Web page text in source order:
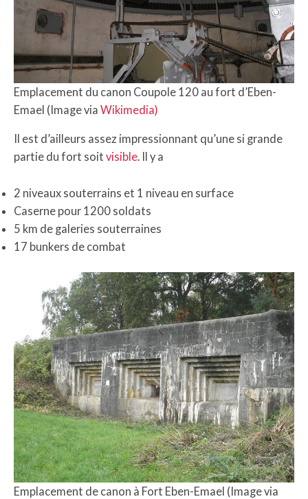
Emplacement du canon Coupole 120 au fort d’Eben-
Emael (Image via Wikimedia)
Il est d’ailleurs assez impressionnant qu’une si grande
partie du fort soit visible. Il y a
2 niveaux souterrains et 1 niveau en surface
Caserne pour 1200 soldats
5 km de galeries souterraines
17 bunkers de combat
Emplacement de canon à Fort Eben-Emael (Image via